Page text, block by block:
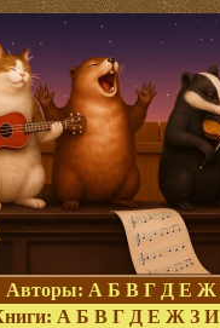
Авторы: А Б В Г Д Е Ж
А Б В Г Д Е Ж З И